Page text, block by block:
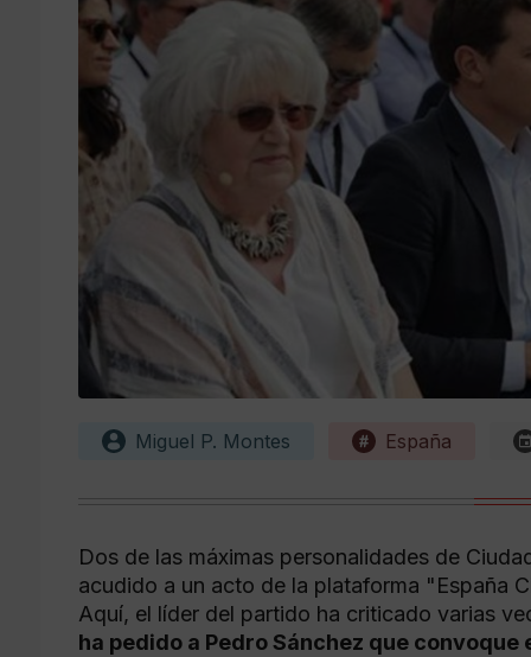
Miguel P. Montes España
Dos de las máximas personalidades de
acudido a un acto de la plataforma "España
Aquí, el líder del partido ha criticado varias
ha pedido a Pedro Sánchez que convoque